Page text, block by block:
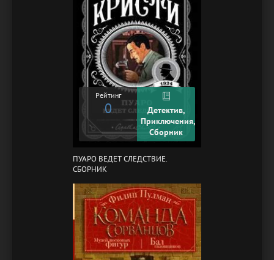
Рейтинг
0
Детектив,
Приключения,
Сборник
ПУАРО ВЕДЕТ СЛЕДСТВИЕ.
СБОРНИК